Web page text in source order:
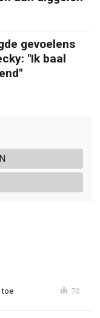
gevoelens
"Ik baal
toe 70